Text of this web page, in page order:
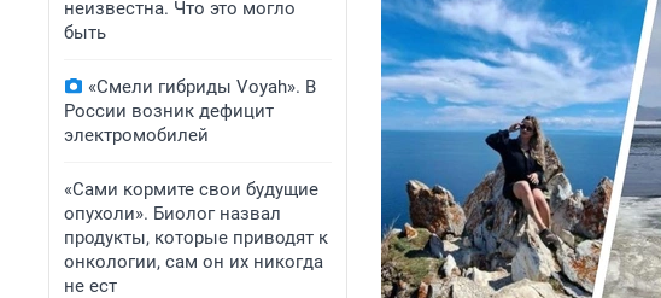
неизвестна. Что это могло
быть
«Смели гибриды Voyah». В
России возник дефицит
электромобилей
«Сами кормите свои будущие
опухоли». Биолог назвал
продукты, которые приводят к
онкологии, сам он их никогда
не ест